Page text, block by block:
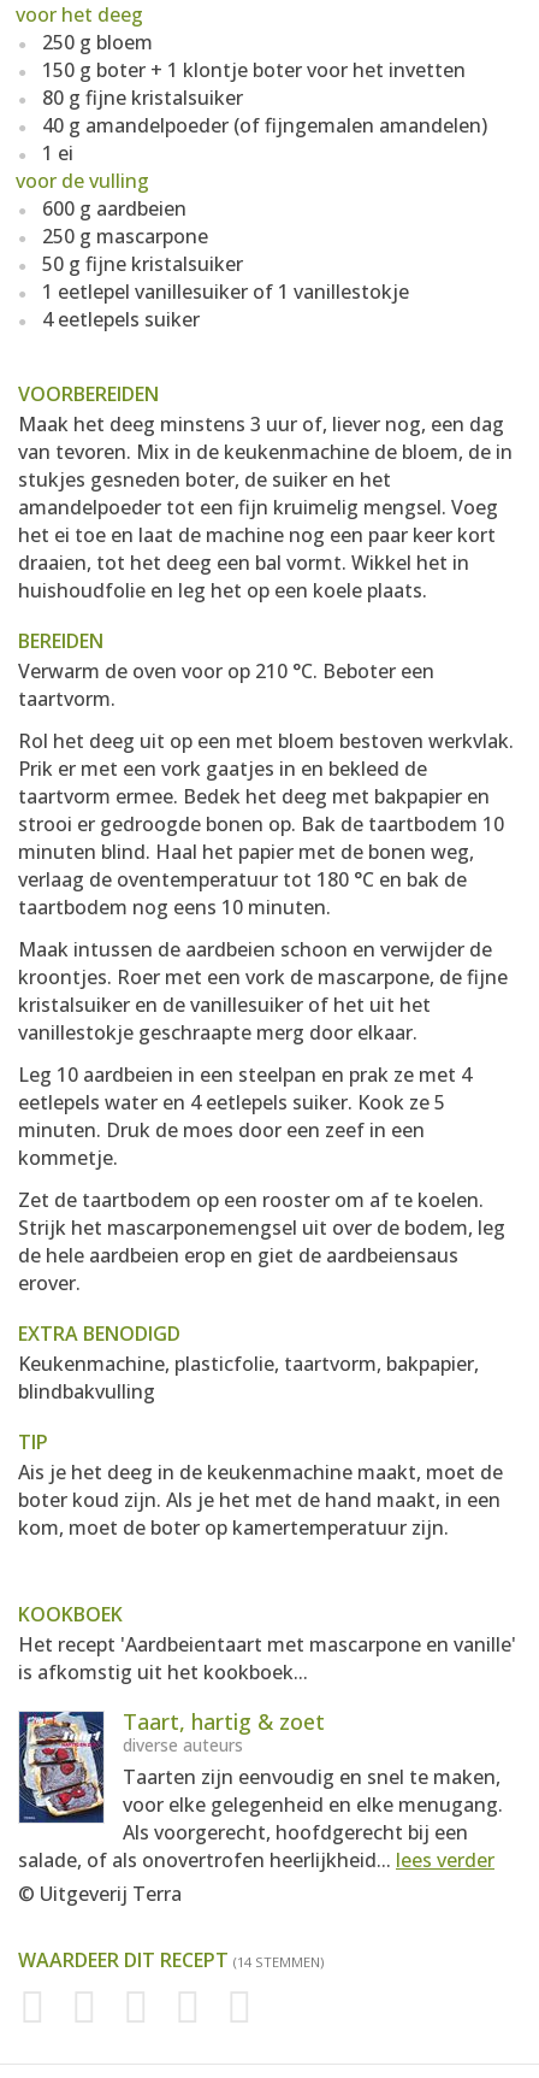
voor het deeg
250 g bloem
150 g boter + 1 klontje boter voor het invetten
80 g fijne kristalsuiker
40 g amandelpoeder (of fijngemalen amandelen)
1 ei
voor de vulling
600 g aardbeien
250 g mascarpone
50 g fijne kristalsuiker
1 eetlepel vanillesuiker of 1 vanillestokje
4 eetlepels suiker
VOORBEREIDEN
Maak het deeg minstens 3 uur of, liever nog, een dag
van tevoren. Mix in de keukenmachine de bloem, de in
stukjes gesneden boter, de suiker en het
amandelpoeder tot een fijn kruimelig mengsel. Voeg
het ei toe en laat de machine nog een paar keer kort
draaien, tot het deeg een bal vormt. Wikkel het in
huishoudfolie en leg het op een koele plaats.
BEREIDEN
Verwarm de oven voor op 210 °C. Beboter een
taartvorm.
Rol het deeg uit op een met bloem bestoven werkvlak.
Prik er met een vork gaatjes in en bekleed de
taartvorm ermee. Bedek het deeg met bakpapier en
strooi er gedroogde bonen op. Bak de taartbodem 10
minuten blind. Haal het papier met de bonen weg,
verlaag de oventemperatuur tot 180 °C en bak de
taartbodem nog eens 10 minuten.
Maak intussen de aardbeien schoon en verwijder de
kroontjes. Roer met een vork de mascarpone, de fijne
kristalsuiker en de vanillesuiker of het uit het
vanillestokje geschraapte merg door elkaar.
Leg 10 aardbeien in een steelpan en prak ze met 4
eetlepels water en 4 eetlepels suiker. Kook ze 5
minuten. Druk de moes door een zeef in een
kommetje.
Zet de taartbodem op een rooster om af te koelen.
Strijk het mascarponemengsel uit over de bodem, leg
de hele aardbeien erop en giet de aardbeiensaus
erover.
EXTRA BENODIGD
Keukenmachine, plasticfolie, taartvorm, bakpapier,
blindbakvulling
TIP
Ais je het deeg in de keukenmachine maakt, moet de
boter koud zijn. Als je het met de hand maakt, in een
kom, moet de boter op kamertemperatuur zijn.
KOOKBOEK
Het recept 'Aardbeientaart met mascarpone en vanille'
is afkomstig uit het kookboek...
Taart, hartig & zoet
diverse auteurs
Taarten zijn eenvoudig en snel te maken,
voor elke gelegenheid en elke menugang.
Als voorgerecht, hoofdgerecht bij een
salade, of als onovertrofen heerlijkheid... lees verder
© Uitgeverij Terra
WAARDEER DIT RECEPT (14 STEMMEN)